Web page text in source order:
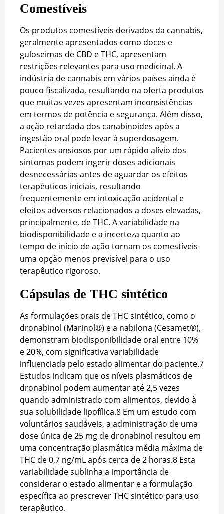
Comestíveis
Os produtos comestíveis derivados da cannabis,
geralmente apresentados como doces e
guloseimas de CBD e THC, apresentam
restrições relevantes para uso medicinal. A
indústria de cannabis em vários países ainda é
pouco fiscalizada, resultando na oferta produtos
que muitas vezes apresentam inconsistências
em termos de potência e segurança. Além disso,
a ação retardada dos canabinoides após a
ingestão oral pode levar à superdosagem.
Pacientes ansiosos por um rápido alívio dos
sintomas podem ingerir doses adicionais
desnecessárias antes de aguardar os efeitos
terapêuticos iniciais, resultando
frequentemente em intoxicação acidental e
efeitos adversos relacionados a doses elevadas,
principalmente, de THC. A variabilidade na
biodisponibilidade e a incerteza quanto ao
tempo de início de ação tornam os comestíveis
uma opção menos previsível para o uso
terapêutico rigoroso.
Cápsulas de THC sintético
As formulações orais de THC sintético, como o
dronabinol (Marinol®) e a nabilona (Cesamet®),
demonstram biodisponibilidade oral entre 10%
e 20%, com significativa variabilidade
influenciada pelo estado alimentar do paciente.7
Estudos indicam que os níveis plasmáticos de
dronabinol podem aumentar até 2,5 vezes
quando administrado com alimentos, devido à
sua solubilidade lipofílica.8 Em um estudo com
voluntários saudáveis, a administração de uma
dose única de 25 mg de dronabinol resultou em
uma concentração plasmática média máxima de
THC de 0,7 ng/mL após cerca de 2 horas.8 Esta
variabilidade sublinha a importância de
considerar o estado alimentar e a formulação
específica ao prescrever THC sintético para uso
terapêutico.